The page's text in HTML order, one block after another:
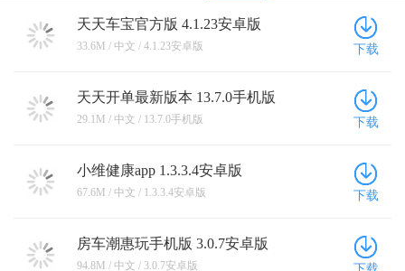
天天车宝官方版 4.1.23安卓版
33.6M / 中文 / 4.1.23安卓版 下载
天天开单最新版本 13.7.0手机版
29.1M / 中文 / 13.7.0手机版 下载
小维健康app 1.3.3.4安卓版
67.6M / 中文 / 1.3.3.4安卓版 下载
房车潮惠玩手机版 3.0.7安卓版
94.8M / 中文 / 3.0.7安卓版